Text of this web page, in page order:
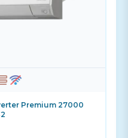
Premium 27000